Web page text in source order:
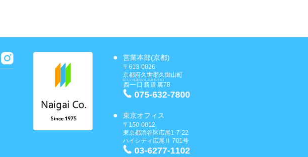
営業本部(京都)
〒613-0026
京都府久世郡久御山町
西一口新道裏
(にしいもあらいしんみちうら)
78
075-632-7800
東京オフィス
〒150-0012
東京都渋谷区広尾1-7-22
ハイシティ広尾Ⅱ 701号
03-6277-1102